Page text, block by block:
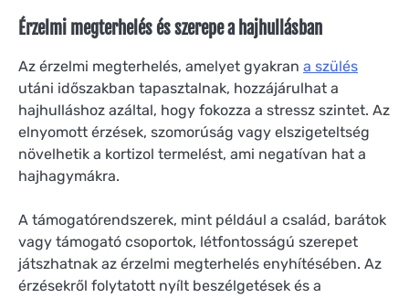
Érzelmi megterhelés és szerepe a hajhullásban
Az érzelmi megterhelés, amelyet gyakran a szülés
utáni időszakban tapasztalnak, hozzájárulhat a
hajhulláshoz azáltal, hogy fokozza a stressz szintet. Az
elnyomott érzések, szomorúság vagy elszigeteltség
növelhetik a kortizol termelést, ami negatívan hat a
hajhagymákra.
A támogatórendszerek, mint például a család, barátok
vagy támogató csoportok, létfontosságú szerepet
játszhatnak az érzelmi megterhelés enyhítésében. Az
érzésekről folytatott nyílt beszélgetések és a